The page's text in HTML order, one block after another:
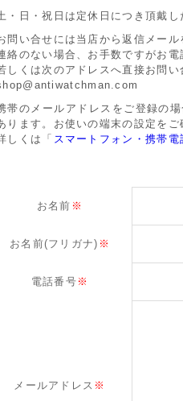
・日・祝日は定休日につき頂戴
問い合せには当店から返信メール
絡のない場合、お手数ですがお
しくは次のアドレスへ直接お問い
帯のメールアドレスをご登録の
ります。お使いの端末の設定をご
しくは「 スマートフォン・携帯
お名前 ※
お名前(フリガナ) ※
電話番号 ※
メールアドレス ※